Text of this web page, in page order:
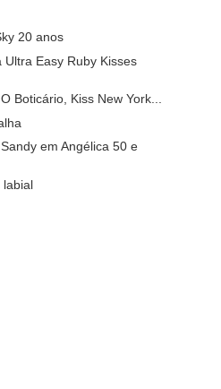
20 anos
Easy Ruby Kisses
Boticário, Kiss New York...
em Angélica 50 e
labial